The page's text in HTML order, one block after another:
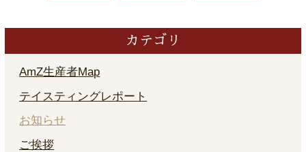
カテゴリ
AmZ生産者Map
テイスティングレポート
お知らせ
ご挨拶